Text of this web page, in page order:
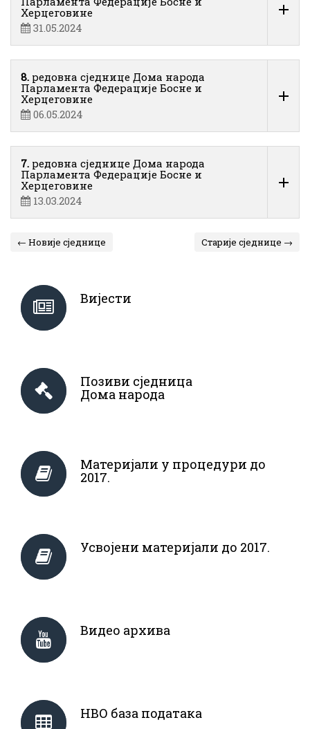
Херцеговине
31.05.2024
8. редовна сједнице Дома народа
Парламента Федерације Босне и
Херцеговине
06.05.2024
7. редовна сједнице Дома народа
Парламента Федерације Босне и
Херцеговине
13.03.2024
← Новије сједнице Старије сједнице →
Вијести
Позиви сједница
Дома народа
Материјали у процедури до
2017.
Усвојени материјали до 2017.
Видео архива
НВО база података